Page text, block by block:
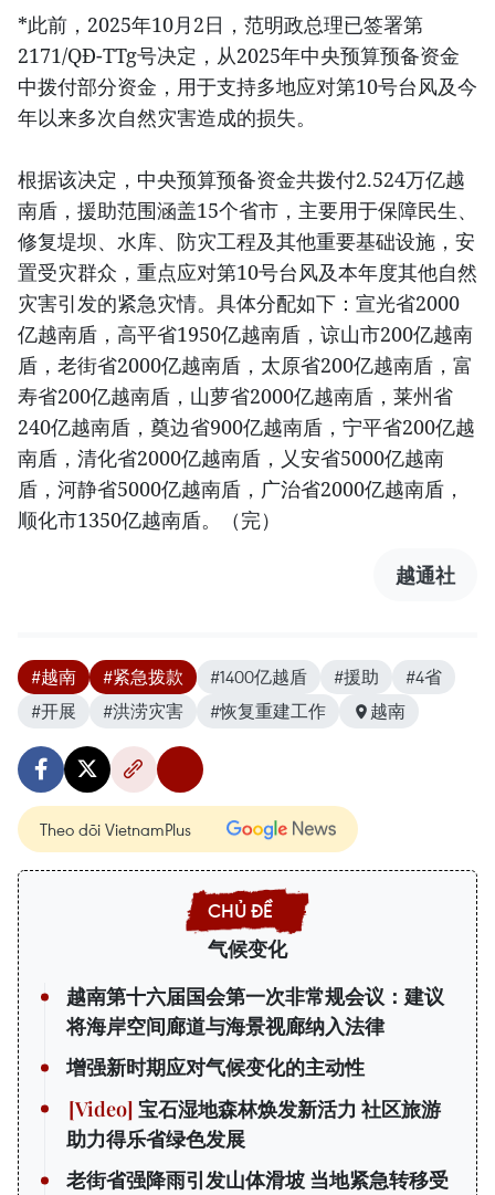
*此前，2025年10月2日，范明政总理已签署第
2171/QĐ-TTg号决定，从2025年中央预算预备资金
中拨付部分资金，用于支持多地应对第10号台风及今
年以来多次自然灾害造成的损失。
根据该决定，中央预算预备资金共拨付2.524万亿越
南盾，援助范围涵盖15个省市，主要用于保障民生、
修复堤坝、水库、防灾工程及其他重要基础设施，安
置受灾群众，重点应对第10号台风及本年度其他自然
灾害引发的紧急灾情。具体分配如下：宣光省2000
亿越南盾，高平省1950亿越南盾，谅山市200亿越南
盾，老街省2000亿越南盾，太原省200亿越南盾，富
寿省200亿越南盾，山萝省2000亿越南盾，莱州省
240亿越南盾，奠边省900亿越南盾，宁平省200亿越
南盾，清化省2000亿越南盾，乂安省5000亿越南
盾，河静省5000亿越南盾，广治省2000亿越南盾，
顺化市1350亿越南盾。（完）
越通社
#越南 #紧急拨款 #1400亿越盾 #援助
#4省
#开展
#洪涝灾害 #恢复重建工作 越南
Theo dõi VietnamPlus
气候变化
越南第十六届国会第一次非常规会议：建议
将海岸空间廊道与海景视廊纳入法律
增强新时期应对气候变化的主动性
宝石湿地森林焕发新活力 社区旅游
助力得乐省绿色发展
老街省强降雨引发山体滑坡 当地紧急转移受